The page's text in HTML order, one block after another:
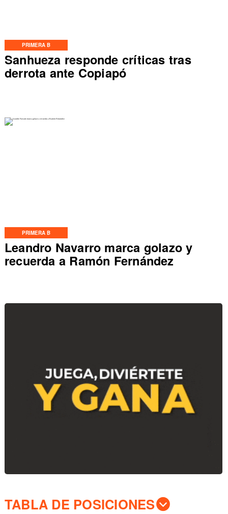
PRIMERA B
Sanhueza responde críticas tras
derrota ante Copiapó
PRIMERA B
Leandro Navarro marca golazo y
recuerda a Ramón Fernández
TABLA DE POSICIONES